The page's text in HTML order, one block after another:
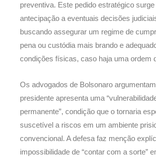
preventiva. Este pedido estratégico
antecipação a eventuais decisões
buscando assegurar um regime de
pena ou custódia mais brando e
condições físicas, caso haja uma ordem
Os advogados de Bolsonaro
presidente apresenta uma
permanente”, condição que o tornaria
suscetível a riscos em um ambiente
convencional. A defesa faz menção
impossibilidade de “contar com a sorte”